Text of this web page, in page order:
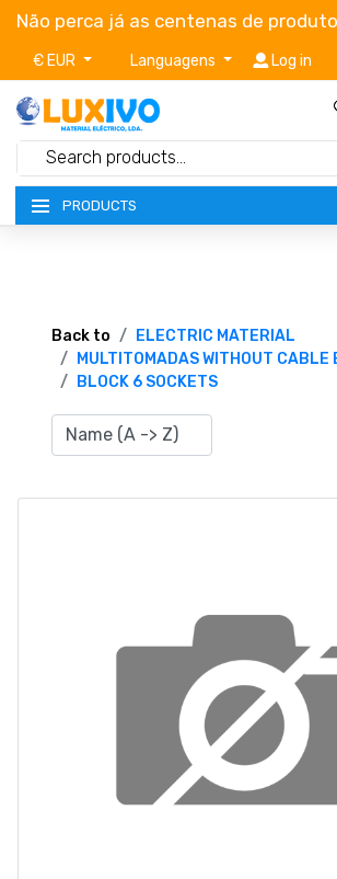
Não perca já as centenas de
€ EUR Languagens Log in
PRODUCTS
TERMS OF SERVICE
CATALOGUES
CAMPAIGNS
ABOUT US
Back to
ELECTRIC MATERIAL
MULTITOMADAS WITHOUT CABLE
BLOCK 6 SOCKETS